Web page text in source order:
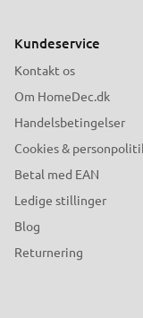
Kundeservice
Kontakt os
Om HomeDec.dk
Handelsbetingelser
Cookies &
Betal med EAN
Ledige stillinger
Blog
Returnering